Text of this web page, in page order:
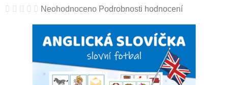
Průměrné
produktu
0,0
z
hvězdiček.
Neohodnoceno Podrobnosti hodnocení